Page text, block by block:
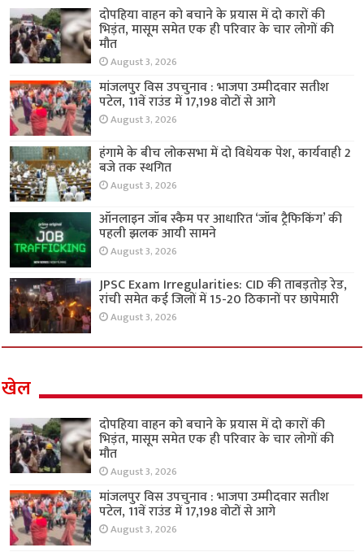
दोपहिया वाहन को बचाने के प्रयास में दो कारों की
भिड़ंत, मासूम समेत एक ही परिवार के चार लोगों की
मौत
August 3, 2026
मांजलपुर विस उपचुनाव : भाजपा उम्मीदवार सतीश
पटेल, 11वें राउंड में 17,198 वोटों से आगे
August 3, 2026
हंगामे के बीच लोकसभा में दो विधेयक पेश, कार्यवाही 2
बजे तक स्थगित
August 3, 2026
ऑनलाइन जॉब स्कैम पर आधारित ‘जॉब ट्रैफिकिंग’ की
पहली झलक आयी सामने
August 3, 2026
JPSC Exam Irregularities: CID की ताबड़तोड़ रेड,
रांची समेत कई जिलों में 15-20 ठिकानों पर छापेमारी
August 3, 2026
खेल
दोपहिया वाहन को बचाने के प्रयास में दो कारों की
भिड़ंत, मासूम समेत एक ही परिवार के चार लोगों की
मौत
August 3, 2026
मांजलपुर विस उपचुनाव : भाजपा उम्मीदवार सतीश
पटेल, 11वें राउंड में 17,198 वोटों से आगे
August 3, 2026